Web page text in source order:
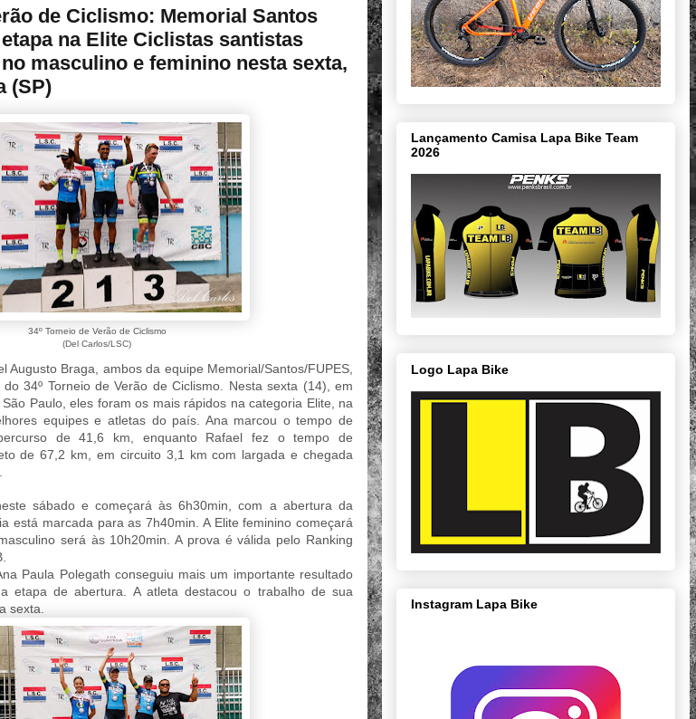
de Ciclismo: Memorial Santos
na Elite Ciclistas santistas
masculino e feminino nesta sexta,
(SP)
34º Torneio de Verão de Ciclismo
(Del Carlos/LSC)
Augusto Braga, ambos da equipe Memorial/Santos/FUPES,
34º Torneio de Verão de Ciclismo. Nesta sexta (14), em
Paulo, eles foram os mais rápidos na categoria Elite, na
equipes e atletas do país. Ana marcou o tempo de
de 41,6 km, enquanto Rafael fez o tempo de
de 67,2 km, em circuito 3,1 km com largada e chegada
sábado e começará às 6h30min, com a abertura da
está marcada para as 7h40min. A Elite feminino começará
será às 10h20min. A prova é válida pelo Ranking
Paula Polegath conseguiu mais um importante resultado
etapa de abertura. A atleta destacou o trabalho de sua
sexta.
Lançamento Camisa Lapa Bike Team
2026
Logo Lapa Bike
Instagram Lapa Bike